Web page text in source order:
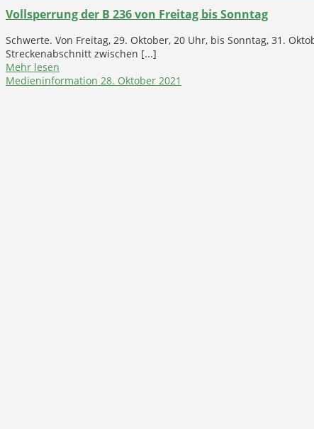
Vollsperrung der B 236 von Freitag bis Sonntag
Schwerte. Von Freitag, 29. Oktober, 20 Uhr, bis Sonntag, 31.
Streckenabschnitt zwischen [...]
Mehr lesen
Medieninformation 28. Oktober 2021